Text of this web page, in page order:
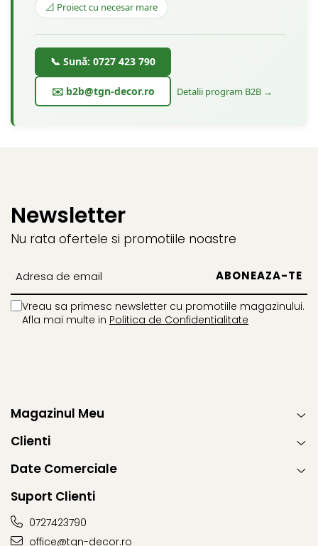
📐 Proiect cu necesar mare
📞 Sună: 0727 423 790
✉️ b2b@tgn-decor.ro Detalii program B2B →
Newsletter
Nu rata ofertele si promotiile noastre
Vreau sa primesc newsletter cu promotiile magazinului.
Afla mai multe in Politica de Confidentialitate
Magazinul Meu
Clienti
Date Comerciale
Suport Clienti
0727423790
office@tgn-decor.ro